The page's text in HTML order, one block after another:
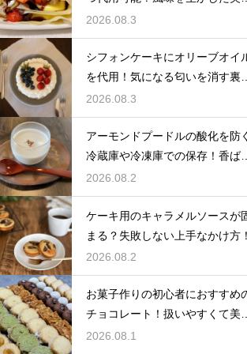
しい技
2026.08.3
シフォンケーキにオリーブオイ
を代用！気になる匂いを消す裏
ザ
2026.08.3
アーモンドプードルの酸化を防
冷蔵庫や冷凍庫での保存！香ば
い風味を保ってお菓子を美味しく
する
2026.08.2
ケーキ用のキャラメルソースが
まる？失敗しない上手なかけ方！
2026.08.2
お菓子作りの初心者におすすめ
チョコレート！扱いやすくて美
しい種類を紹介
2026.08.1